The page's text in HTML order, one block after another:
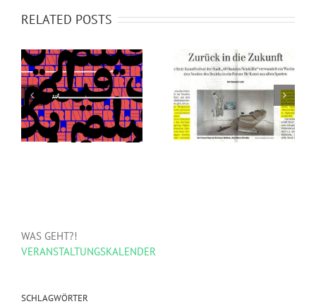
RELATED POSTS
FÜR 2020 VIEL ERFOLG
UND ALLES GUTE!
VORSCHAU:
NEWSGROUP
AFGHANISTAN BEI 48H
NEUKÖLLN
WAS GEHT?!
VERANSTALTUNGSKALENDER
SCHLAGWÖRTER